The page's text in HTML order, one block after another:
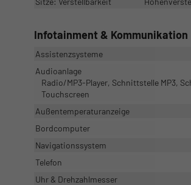
Infotainment & Kommunikation
Assistenzsysteme
Audioanlage
Radio/MP3-Player, Schnittstelle MP3,
Touchscreen
Außentemperaturanzeige
Bordcomputer
Navigationssystem
Telefon
Uhr & Drehzahlmesser